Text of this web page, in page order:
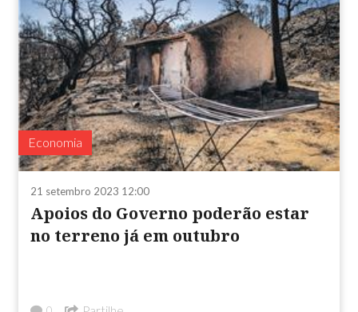
Economia
21 setembro 2023 12:00
Apoios do Governo poderão estar
no terreno já em outubro